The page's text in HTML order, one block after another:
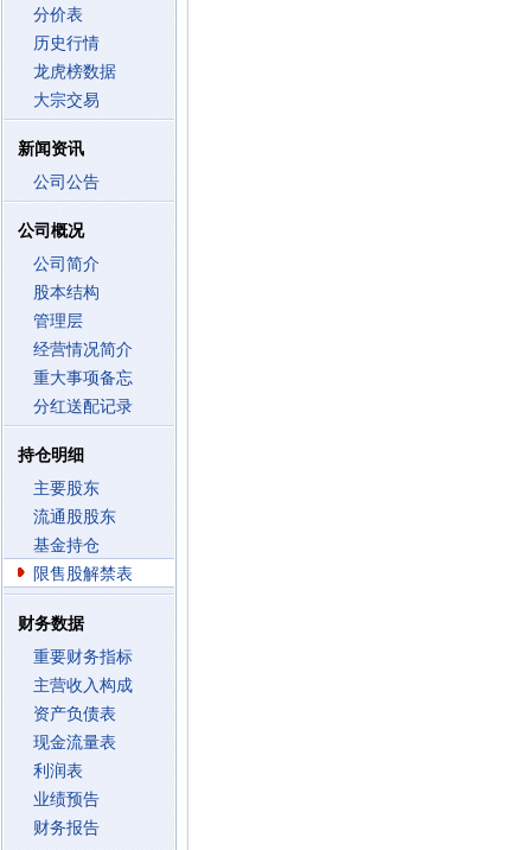
分价表
历史行情
龙虎榜数据
大宗交易
新闻资讯
公司公告
公司概况
公司简介
股本结构
管理层
经营情况简介
重大事项备忘
分红送配记录
持仓明细
主要股东
流通股股东
基金持仓
限售股解禁表
财务数据
重要财务指标
主营收入构成
资产负债表
现金流量表
利润表
业绩预告
财务报告